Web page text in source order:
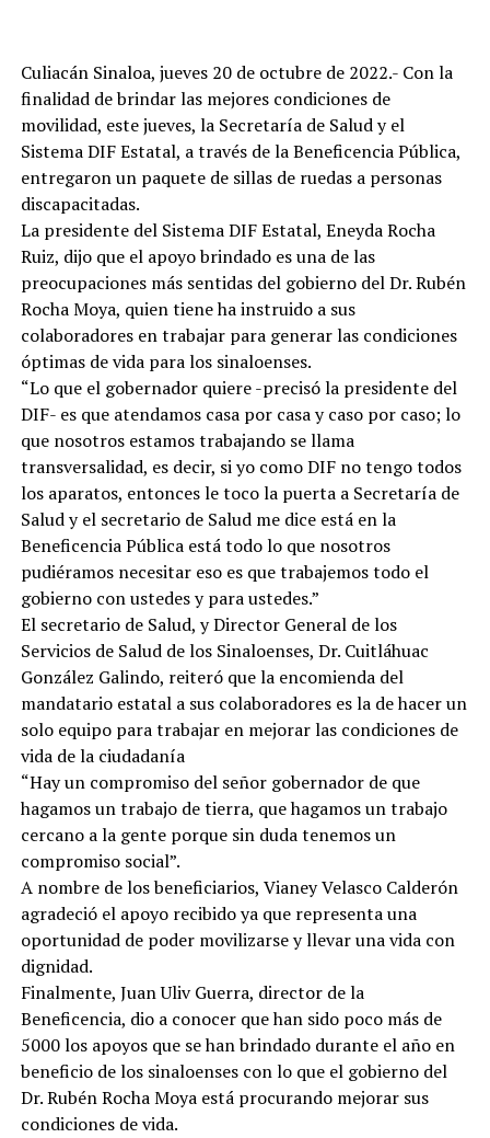
Culiacán Sinaloa, jueves 20 de octubre de 2022.- Con la
finalidad de brindar las mejores condiciones de
movilidad, este jueves, la Secretaría de Salud y el
Sistema DIF Estatal, a través de la Beneficencia Pública,
entregaron un paquete de sillas de ruedas a personas
discapacitadas.
La presidente del Sistema DIF Estatal, Eneyda Rocha
Ruiz, dijo que el apoyo brindado es una de las
preocupaciones más sentidas del gobierno del Dr. Rubén
Rocha Moya, quien tiene ha instruido a sus
colaboradores en trabajar para generar las condiciones
óptimas de vida para los sinaloenses.
“Lo que el gobernador quiere -precisó la presidente del
DIF- es que atendamos casa por casa y caso por caso; lo
que nosotros estamos trabajando se llama
transversalidad, es decir, si yo como DIF no tengo todos
los aparatos, entonces le toco la puerta a Secretaría de
Salud y el secretario de Salud me dice está en la
Beneficencia Pública está todo lo que nosotros
pudiéramos necesitar eso es que trabajemos todo el
gobierno con ustedes y para ustedes.”
El secretario de Salud, y Director General de los
Servicios de Salud de los Sinaloenses, Dr. Cuitláhuac
González Galindo, reiteró que la encomienda del
mandatario estatal a sus colaboradores es la de hacer un
solo equipo para trabajar en mejorar las condiciones de
vida de la ciudadanía
“Hay un compromiso del señor gobernador de que
hagamos un trabajo de tierra, que hagamos un trabajo
cercano a la gente porque sin duda tenemos un
compromiso social”.
A nombre de los beneficiarios, Vianey Velasco Calderón
agradeció el apoyo recibido ya que representa una
oportunidad de poder movilizarse y llevar una vida con
dignidad.
Finalmente, Juan Uliv Guerra, director de la
Beneficencia, dio a conocer que han sido poco más de
5000 los apoyos que se han brindado durante el año en
beneficio de los sinaloenses con lo que el gobierno del
Dr. Rubén Rocha Moya está procurando mejorar sus
condiciones de vida.